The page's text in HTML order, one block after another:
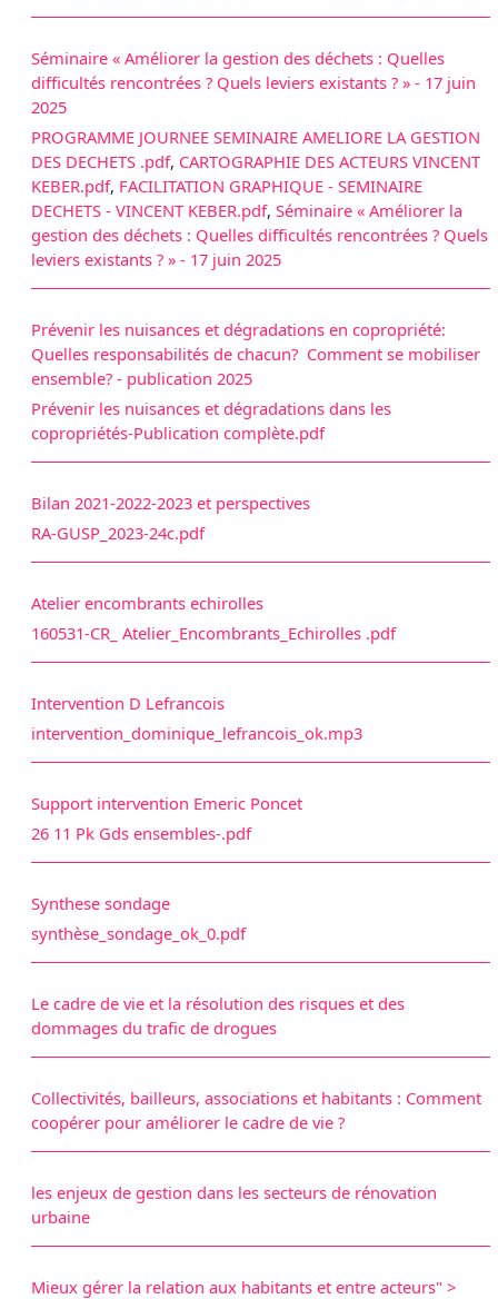
Séminaire « Améliorer la gestion des déchets : Quelles
difficultés rencontrées ? Quels leviers existants ? » - 17 juin
2025
PROGRAMME JOURNEE SEMINAIRE AMELIORE LA GESTION
DES DECHETS .pdf, CARTOGRAPHIE DES ACTEURS VINCENT
KEBER.pdf, FACILITATION GRAPHIQUE - SEMINAIRE
DECHETS - VINCENT KEBER.pdf, Séminaire « Améliorer la
gestion des déchets : Quelles difficultés rencontrées ? Quels
leviers existants ? » - 17 juin 2025
Prévenir les nuisances et dégradations en copropriété:
Quelles responsabilités de chacun? Comment se mobiliser
ensemble? - publication 2025
Prévenir les nuisances et dégradations dans les
copropriétés-Publication complète.pdf
Bilan 2021-2022-2023 et perspectives
RA-GUSP_2023-24c.pdf
Atelier encombrants echirolles
160531-CR_ Atelier_Encombrants_Echirolles .pdf
Intervention D Lefrancois
intervention_dominique_lefrancois_ok.mp3
Support intervention Emeric Poncet
26 11 Pk Gds ensembles-.pdf
Synthese sondage
synthèse_sondage_ok_0.pdf
Le cadre de vie et la résolution des risques et des
dommages du trafic de drogues
Collectivités, bailleurs, associations et habitants : Comment
coopérer pour améliorer le cadre de vie ?
les enjeux de gestion dans les secteurs de rénovation
urbaine
Mieux gérer la relation aux habitants et entre acteurs" >